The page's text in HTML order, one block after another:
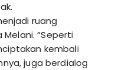
ruang
“Seperti
kembali
juga berdialog